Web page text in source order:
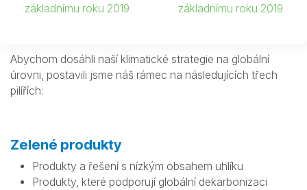
základnímu roku 2019
základnímu roku 2019
Abychom dosáhli naší klimatické strategie na globální
úrovni, postavili jsme náš rámec na následujících třech
pilířích:
Zelené produkty
Produkty a řešení s nízkým obsahem uhlíku
Produkty, které podporují globální dekarbonizaci